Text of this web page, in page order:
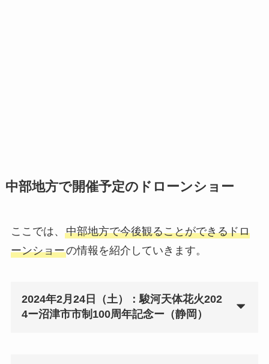
中部地方で開催予定のドローンショー
ここでは、 中部地方で今後観ることができるドロ
ーンショーの情報を紹介していきます。
2024年2月24日（土）：駿河天体花火202
4ー沼津市市制100周年記念ー（静岡）